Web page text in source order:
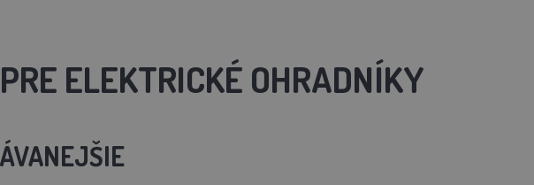
ELEKTRICKÉ OHRADNÍKY